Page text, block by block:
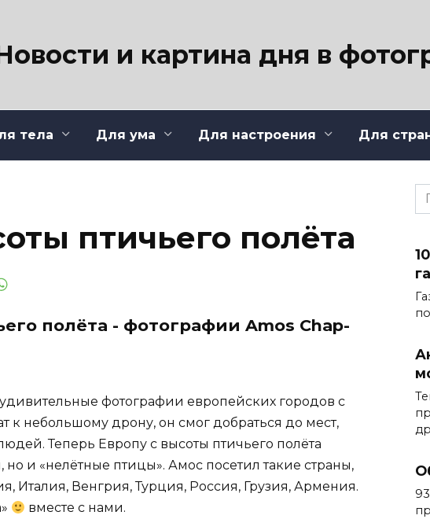
и картина дня в
тела Для ума Для настроения Для
птичьего полёта
полёта - фотографии Amos Chap­
фотографии европейских городов с
к небольшому дрону, он смог добраться до мест,
Теперь Европу с высоты птичьего полёта
но и «нелётные птицы». Амос посетил такие страны,
Италия, Венгрия, Турция, Россия, Грузия, Армения.
вместе с нами.